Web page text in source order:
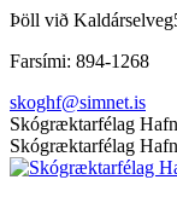
Skip
content
Þöll við Kaldárselveg
Farsími: 894-1268
skoghf@simnet.is
Facebook
page
opens
Skógræktarfélag
Skógræktarfélag